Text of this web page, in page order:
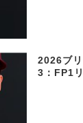
2026ブ
3：FP1